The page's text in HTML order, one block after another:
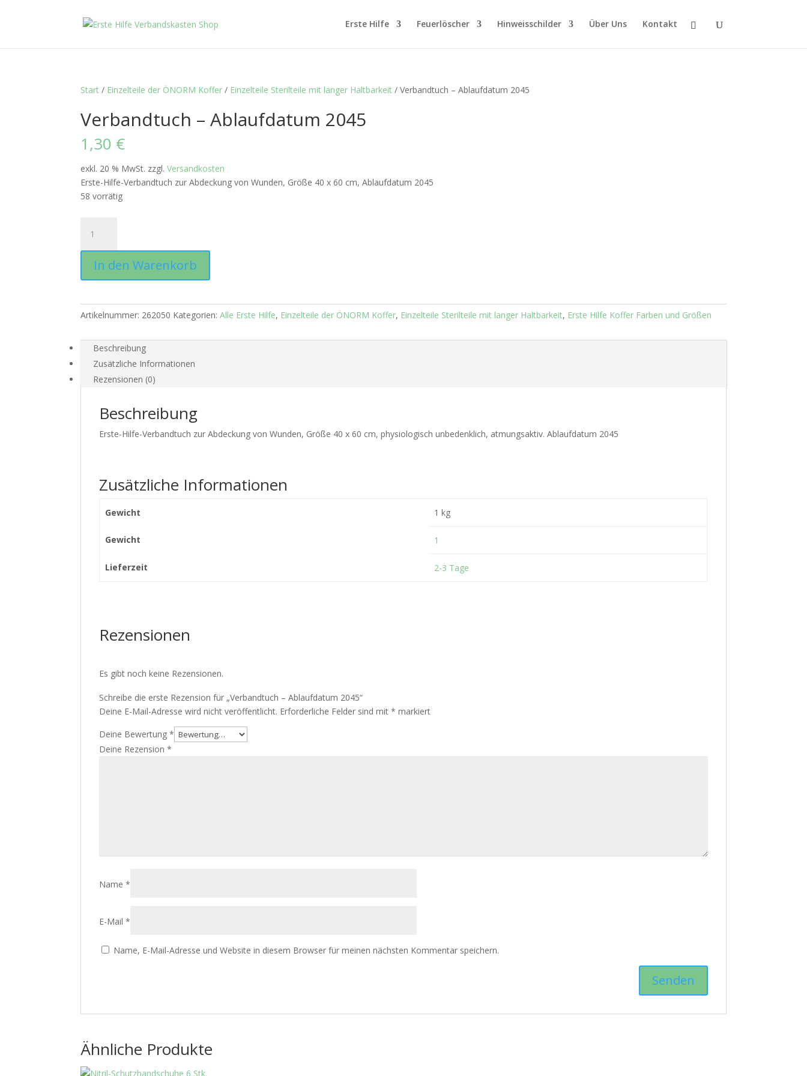
Erste Hilfe Feuerlöscher Hinweisschilder Über Uns Kontakt
Start / Einzelteile der ÖNORM Koffer / Einzelteile Sterilteile mit langer Haltbarkeit / Verbandtuch – Ablaufdatum 2045
Verbandtuch – Ablaufdatum 2045
1,30 €
exkl. 20 % MwSt. zzgl.Versandkosten
Erste-Hilfe-Verbandtuch zur Abdeckung von Wunden, Größe 40 x 60 cm, Ablaufdatum 2045
58 vorrätig
Ablaufdatum
2045
Menge
In den Warenkorb
Artikelnummer: 262050 Kategorien:Alle Erste Hilfe, Einzelteile der ÖNORM Koffer, Einzelteile Sterilteile mit langer Haltbarkeit, Erste Hilfe Koffer Farben und Größen
Beschreibung
Zusätzliche Informationen
Rezensionen (0)
Beschreibung
Erste-Hilfe-Verbandtuch zur Abdeckung von Wunden, Größe 40 x 60 cm, physiologisch unbedenklich, atmungsaktiv. Ablaufdatum 2045
Zusätzliche Informationen
Gewicht 1 kg
Gewicht 1
Lieferzeit 2-3 Tage
Rezensionen
Es gibt noch keine Rezensionen.
Schreibe die erste Rezension für „Verbandtuch – Ablaufdatum 2045“
Deine E-Mail-Adresse wird nicht veröffentlicht. Erforderliche Felder sind mit* markiert
Deine Bewertung*
Deine Rezension*
Name*
E-Mail*
Name, E-Mail-Adresse und Website in diesem Browser für meinen nächsten Kommentar speichern.
Ähnliche Produkte